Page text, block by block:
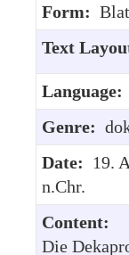
Form:
Text
Language:
Genre:
Date: 19.
n.Chr.
Content:
Die